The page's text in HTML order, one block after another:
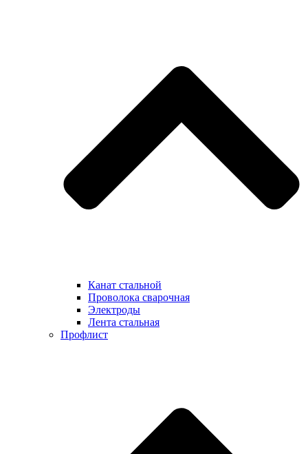
Канат стальной
Проволока сварочная
Электроды
Лента стальная
Профлист